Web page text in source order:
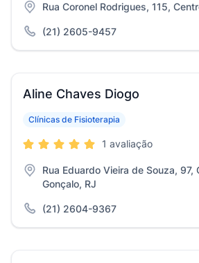
Rua Coronel Rodrigues, 115,
(21) 2605-9457
Aline Chaves Diogo
Clínicas de Fisioterapia
1 avaliação
Rua Eduardo Vieira de Souza, 97,
Gonçalo, RJ
(21) 2604-9367